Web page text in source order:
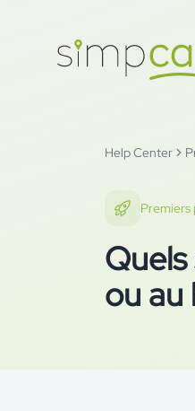
Help Center
Premiers
ou au